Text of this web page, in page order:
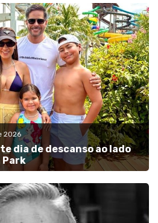
2026
dia de descanso ao lado
Park